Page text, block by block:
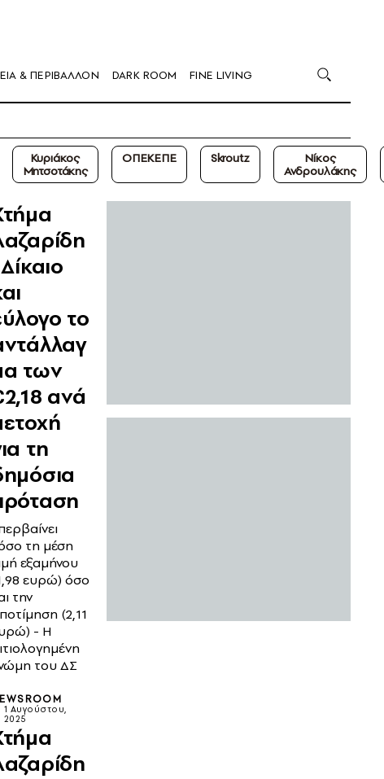
& ΠΕΡΙΒΑΛΛΟΝ DARK ROOM FINE LIVING
Κυριάκος
Μητσοτάκης
ΟΠΕΚΕΠΕ Skroutz
Νίκος
Ανδρουλάκης
το
των
ανά
τη
τη μέση
εξαμήνου
ευρώ) όσο
την
(2,11
- Η
του ΔΣ
1 Αυγούστου,
2025